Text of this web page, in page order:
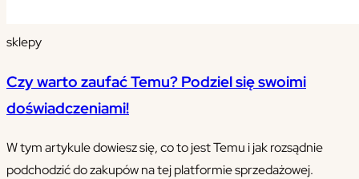
sklepy
Czy warto zaufać Temu? Podziel się swoimi
doświadczeniami!
W tym artykule dowiesz się, co to jest Temu i jak rozsądnie
podchodzić do zakupów na tej platformie sprzedażowej.